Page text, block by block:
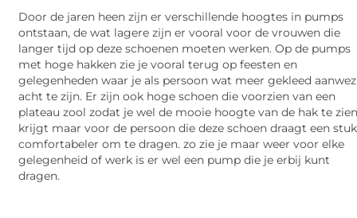
Door de jaren heen zijn er verschillende hoogtes in pumps
ontstaan, de wat lagere zijn er vooral voor de vrouwen die
langer tijd op deze schoenen moeten werken. Op de pumps
met hoge hakken zie je vooral terug op feesten en
gelegenheden waar je als persoon wat meer gekleed
acht te zijn. Er zijn ook hoge schoen die voorzien van een
plateau zool zodat je wel de mooie hoogte van de hak te
krijgt maar voor de persoon die deze schoen draagt een stuk
comfortabeler om te dragen. zo zie je maar weer voor elke
gelegenheid of werk is er wel een pump die je erbij kunt
dragen.